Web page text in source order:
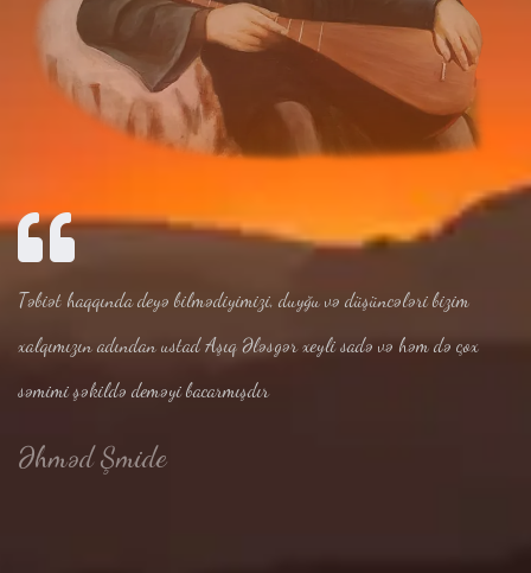
Təbiət haqqında deyə bilmədiyimizi, duyğu və düşüncələri bizim
xalqımızın adından ustad Aşıq Ələsgər xeyli sadə və həm də çox
səmimi şəkildə deməyi bacarmışdır
Əhməd Şmide